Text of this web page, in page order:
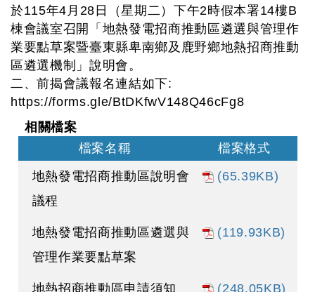
於115年4月28日（星期二）下午2時假本署14樓B
棟會議室召開「地熱發電招商推動區遴選與管理作
業要點草案暨臺東縣卑南鄉及鹿野鄉地熱招商推動
區遴選機制」說明會。
二、前揭會議報名連結如下:
https://forms.gle/BtDKfwV148Q46cFg8
相關檔案
檔案名稱
檔案格式
地熱發電招商推動區說明會
議程
(65.39KB)
地熱發電招商推動區遴選與
管理作業要點草案
(119.93KB)
地熱招商推動區申請須知 (248.05KB)